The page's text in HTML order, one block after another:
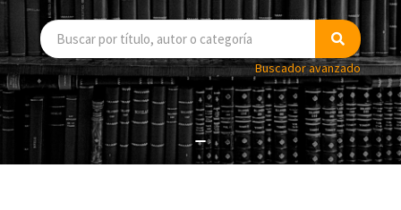
Buscador avanzado